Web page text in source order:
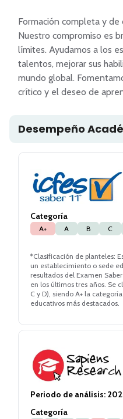
Formación completa y de
Nuestro compromiso es
límites. Ayudamos a los
talentos, mejorar sus
mundo global.
crítico y el deseo de
Desempeño
Categoría
A+ A B C
*Clasificación de planteles:
un establecimiento o sede
resultados del Examen
en los últimos tres años. Se
C y D), siendo A+ la
educativos más destacados.
Periodo de análisis:
Categoría